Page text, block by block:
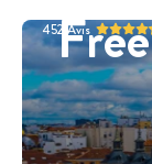
452 Avis